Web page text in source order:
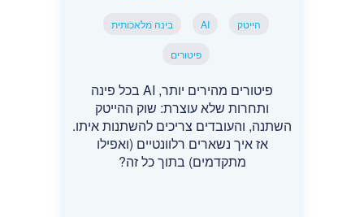
הייטק AI בינה מלאכותית
פיטורים
פיטורים מהירים יותר, AI בכל פינה
ותחרות שלא עוצרת: שוק ההייטק
השתנה, והעובדים צריכים להשתנות איתו.
אז איך נשארים רלוונטיים (ואפילו
מתקדמים) בתוך כל זה?